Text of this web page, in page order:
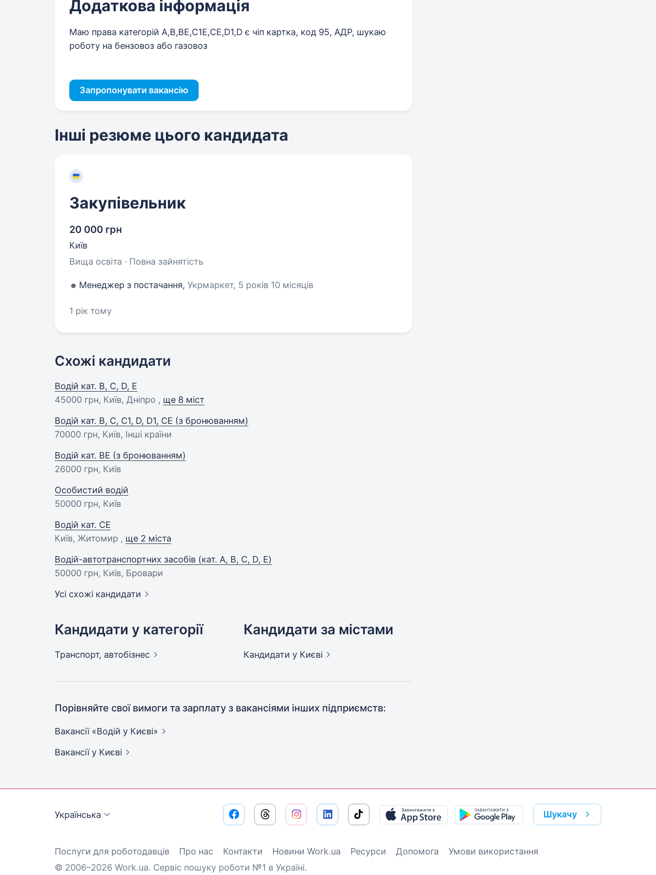
Додаткова інформація
Маю права категорій A,B,BE,C1E,CE,D1,D є чіп картка, код 95, АДР, шукаю
роботу на бензовоз або газовоз
Запропонувати вакансію
Інші резюме цього кандидата
Закупівельник
20 000 грн
Київ
Вища освіта · Повна зайнятість
Менеджер з постачання, Укрмаркет, 5 років 10 місяців
1 рік тому
Схожі кандидати
Водій кат. B, C, D, E
45000 грн, Київ, Дніпро , ще 8 міст
Водій кат. В, С, C1, D, D1, CE (з бронюванням)
70000 грн, Київ, Інші країни
Водій кат. BE (з бронюванням)
26000 грн, Київ
Особистий водій
50000 грн, Київ
Водій кат. CE
Київ, Житомир , ще 2 міста
Водій-автотранспортних засобів (кат. A, B, C, D, E)
50000 грн, Київ, Бровари
Усі схожі кандидати
Кандидати у категорії
Транспорт, автобізнес
Кандидати за містами
Кандидати у Києві
Порівняйте свої вимоги та зарплату з вакансіями інших підприємств:
Вакансії «Водій у Києві»
Вакансіїу Києві
Українська Шукачу
Послуги для роботодавців Про нас Контакти Новини Work.ua Ресурси Допомога
Умови використання
© 2006–2026 Work.ua. Сервіс пошуку роботи №1 в Україні.